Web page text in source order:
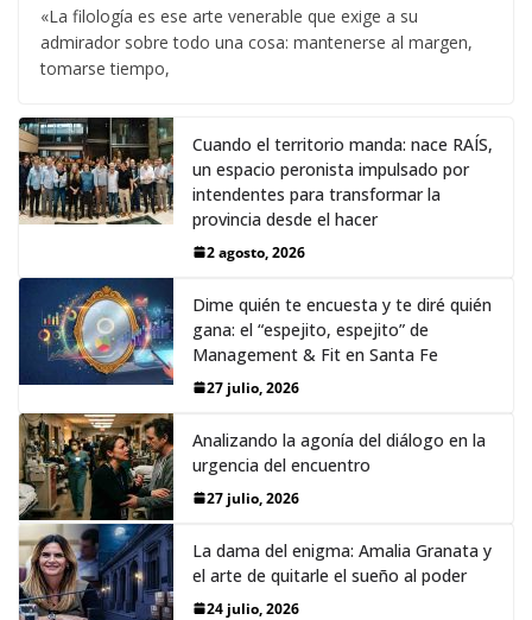
«La filología es ese arte venerable que exige a su
admirador sobre todo una cosa: mantenerse al margen,
tomarse tiempo,
Cuando el territorio manda: nace RAÍS,
un espacio peronista impulsado por
intendentes para transformar la
provincia desde el hacer
2 agosto, 2026
Dime quién te encuesta y te diré quién
gana: el “espejito, espejito” de
Management & Fit en Santa Fe
27 julio, 2026
Analizando la agonía del diálogo en la
urgencia del encuentro
27 julio, 2026
La dama del enigma: Amalia Granata y
el arte de quitarle el sueño al poder
24 julio, 2026